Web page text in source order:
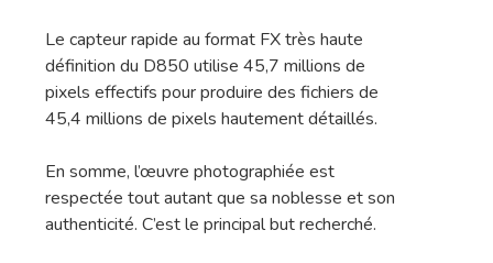
Le capteur rapide au format FX très haute
définition du D850 utilise 45,7 millions de
pixels effectifs pour produire des fichiers de
45,4 millions de pixels hautement détaillés.
En somme, l’œuvre photographiée est
respectée tout autant que sa noblesse et son
authenticité. C’est le principal but recherché.